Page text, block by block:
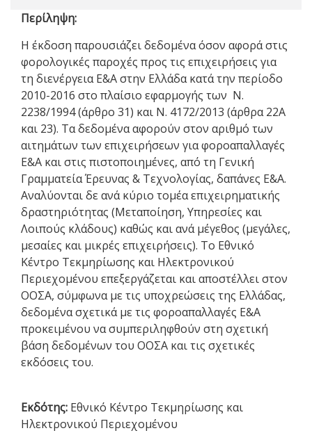
Περίληψη:
Η έκδοση παρουσιάζει δεδομένα όσον αφορά στις
φορολογικές παροχές προς τις επιχειρήσεις για
τη διενέργεια Ε&Α στην Ελλάδα κατά την περίοδο
2010-2016 στο πλαίσιο εφαρμογής των Ν.
2238/1994 (άρθρο 31) και N. 4172/2013 (άρθρα 22Α
και 23). Τα δεδομένα αφορούν στον αριθμό των
αιτημάτων των επιχειρήσεων για φοροαπαλλαγές
E&A και στις πιστοποιημένες, από τη Γενική
Γραμματεία Έρευνας & Τεχνολογίας, δαπάνες Ε&Α.
Αναλύονται δε ανά κύριο τομέα επιχειρηματικής
δραστηριότητας (Μεταποίηση, Υπηρεσίες και
Λοιπούς κλάδους) καθώς και ανά μέγεθος (μεγάλες,
μεσαίες και μικρές επιχειρήσεις). Το Εθνικό
Κέντρο Τεκμηρίωσης και Ηλεκτρονικού
Περιεχομένου επεξεργάζεται και αποστέλλει στον
ΟΟΣΑ, σύμφωνα με τις υποχρεώσεις της Ελλάδας,
δεδομένα σχετικά με τις φοροαπαλλαγές Ε&Α
προκειμένου να συμπεριληφθούν στη σχετική
βάση δεδομένων του ΟΟΣΑ και τις σχετικές
εκδόσεις του.
Εκδότης: Εθνικό Κέντρο Τεκμηρίωσης και
Ηλεκτρονικού Περιεχομένου